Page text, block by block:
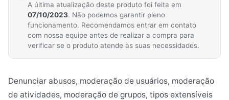
A última atualização deste produto foi feita em
07/10/2023. Não podemos garantir pleno
funcionamento. Recomendamos entrar em contato
com nossa equipe antes de realizar a compra para
verificar se o produto atende às suas necessidades.
Denunciar abusos, moderação de usuários, moderação
de atividades, moderação de grupos, tipos extensíveis